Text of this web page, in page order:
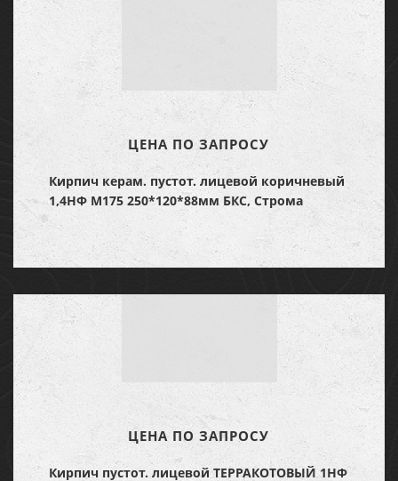
ЦЕНА ПО ЗАПРОСУ
Кирпич керам. пустот. лицевой коричневый
1,4НФ М175 250*120*88мм БКС, Строма
ЦЕНА ПО ЗАПРОСУ
Кирпич пустот. лицевой ТЕРРАКОТОВЫЙ 1НФ